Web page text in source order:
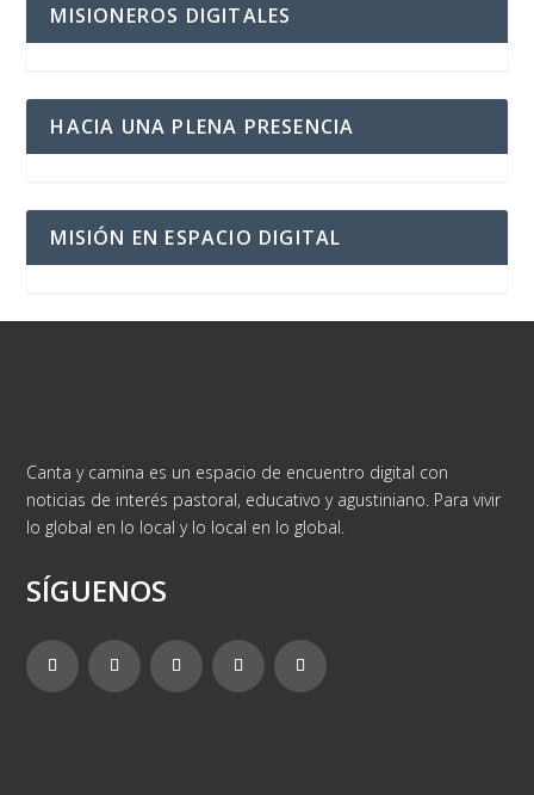
MISIONEROS DIGITALES
HACIA UNA PLENA PRESENCIA
MISIÓN EN ESPACIO DIGITAL
Canta y camina es un espacio de encuentro digital con
noticias de interés pastoral, educativo y agustiniano. Para vivir
lo global en lo local y lo local en lo global.
SÍGUENOS